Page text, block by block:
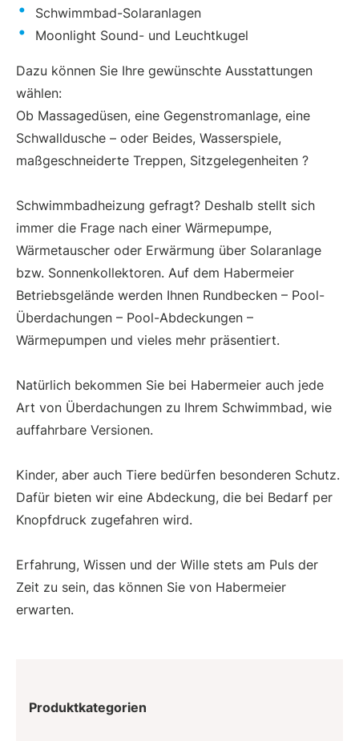
Schwimmbad-Solaranlagen
Moonlight Sound- und Leuchtkugel
Dazu können Sie Ihre gewünschte Ausstattungen
wählen:
Ob Massagedüsen, eine Gegenstromanlage, eine
Schwalldusche – oder Beides, Wasserspiele,
maßgeschneiderte Treppen, Sitzgelegenheiten ?
Schwimmbadheizung gefragt? Deshalb stellt sich
immer die Frage nach einer Wärmepumpe,
Wärmetauscher oder Erwärmung über Solaranlage
bzw. Sonnenkollektoren. Auf dem Habermeier
Betriebsgelände werden Ihnen Rundbecken – Pool-
Überdachungen – Pool-Abdeckungen –
Wärmepumpen und vieles mehr präsentiert.
Natürlich bekommen Sie bei Habermeier auch jede
Art von Überdachungen zu Ihrem Schwimmbad, wie
auffahrbare Versionen.
Kinder, aber auch Tiere bedürfen besonderen Schutz.
Dafür bieten wir eine Abdeckung, die bei Bedarf per
Knopfdruck zugefahren wird.
Erfahrung, Wissen und der Wille stets am Puls der
Zeit zu sein, das können Sie von Habermeier
erwarten.
Produktkategorien